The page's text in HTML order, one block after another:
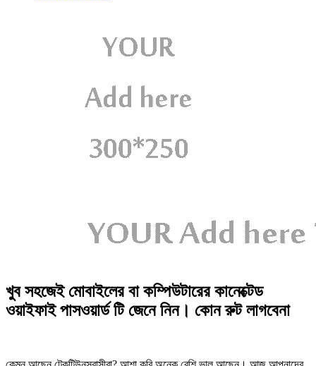
খুব সহজেই মোবাইলের বা কম্পিউটারের কানেক্টেড
ওয়াইফাই পাসওয়ার্ড টি জেনে নিন। কোন রুট লাগবেনা